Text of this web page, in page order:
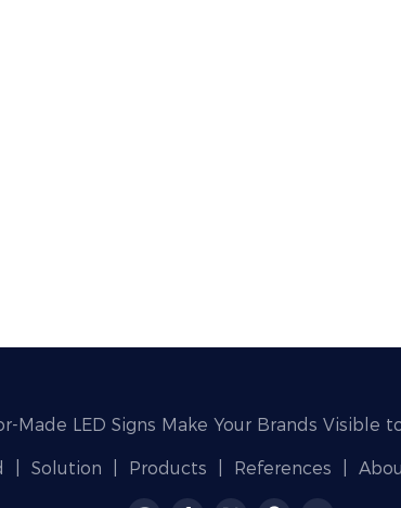
Made LED Signs Make Your Brands Visible
Solution Products References